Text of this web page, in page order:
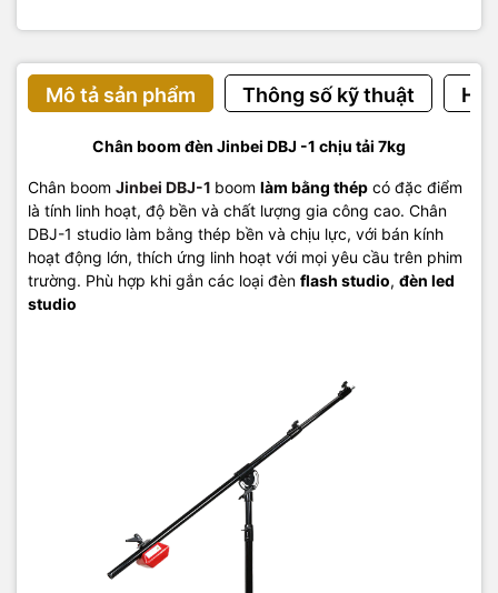
Mô tả sản phẩm Thông số kỹ thuật
Chân boom đèn Jinbei DBJ -1 chịu tải 7kg
Chân boom Jinbei DBJ-1 boom làm bằng thép có đặc điểm
là tính linh hoạt, độ bền và chất lượng gia công cao. Chân
DBJ-1 studio làm bằng thép bền và chịu lực, với bán kính
hoạt động lớn, thích ứng linh hoạt với mọi yêu cầu trên phim
trường. Phù hợp khi gắn các loại đèn flash studio, đèn led
studio